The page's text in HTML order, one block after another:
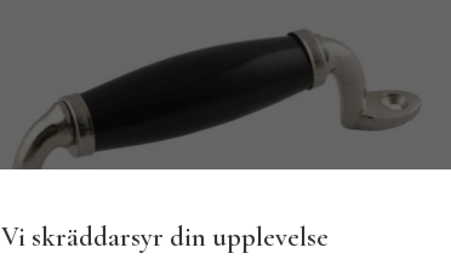
Vi skräddarsyr din upplevelse